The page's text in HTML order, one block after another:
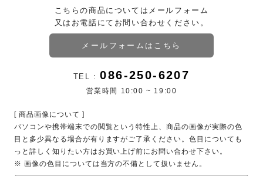
こちらの商品についてはメールフォーム
又はお電話にてお問い合わせください。
メールフォームはこちら
TEL :086-250-6207
営業時間 10:00 ~ 19:00
[ 商品画像について ]
パソコンや携帯端末での閲覧という特性上、商品の画像が実際の色
目と多少異なる場合が有りますがご了承ください。色目についても
っと詳しく知りたい方はお買い上げ前にお問い合わせ下さい。
※ 画像の色目については当方の不備として扱いません。